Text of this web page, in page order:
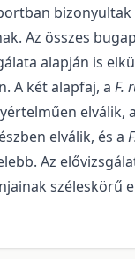
bizonyultak
Az összes
alapján is
A két alapfaj, a F.
elválik,
elválik, és a
Az
széleskörű